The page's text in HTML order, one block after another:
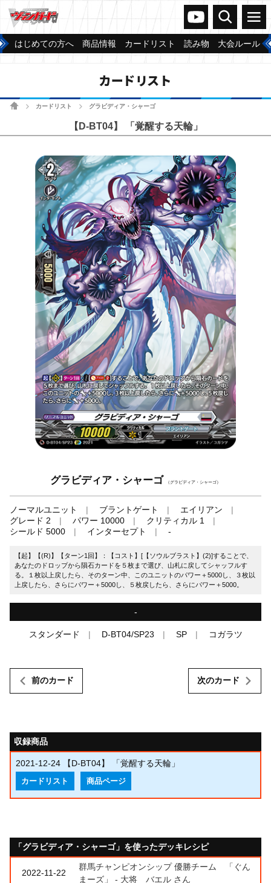
ヴァンガードch
検索 メニュー
はじめての方へ 商品情報 カードリスト 読み物 大会ルール
カードリスト
ホームカードリスト グラビディア・シャーゴ
【D-BT04】 「覚醒する天輪」
グラビディア・シャーゴ （グラビディア・シャーゴ）
ノーマルユニット ブラントゲート
エイリアン
グレード 2
パワー 10000
クリティカル 1
シールド 5000
インターセプト -
【起】【(R)】【ターン1回】：【コスト】[【ソウルブラスト】(2)]することで、
あなたのドロップから隕石カードを５枚まで選び、山札に戻してシャッフルす
る。１枚以上戻したら、そのターン中、このユニットのパワー＋5000し、３枚以
上戻したら、さらにパワー＋5000し、５枚戻したら、さらにパワー＋5000。
-
スタンダード D-BT04/SP23 SP コガラツ
前のカード 次のカード
収録商品
2021-12-24 【D-BT04】 「覚醒する天輪」
カードリスト 商品ページ
「グラビディア・シャーゴ」を使ったデッキレシピ
2022-11-22
群馬チャンピオンシップ 優勝チーム 「ぐん
まーズ」 - 大将 バエル さん